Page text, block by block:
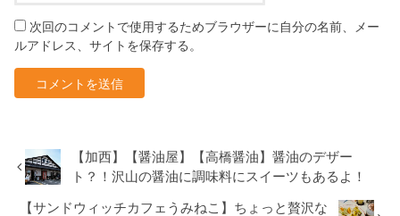
次回のコメントで使用するためブラウザーに自分の名前、メー
ルアドレス、サイトを保存する。
【加西】【醤油屋】【高橋醤油】醤油のデザー
ト？！沢山の醤油に調味料にスイーツもあるよ！
【サンドウィッチカフェうみねこ】ちょっと贅沢な